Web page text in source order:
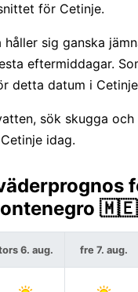
för Cetinje.
håller sig ganska
eftermiddagar.
detta datum i
sök skugga och
idag.
🇲🇪
6. aug. fre 7. aug.